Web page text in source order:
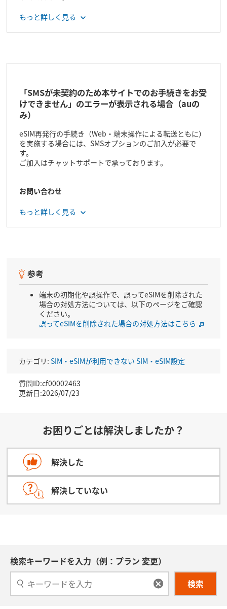
回線切り替え／eSIMプロファイルのダウンロード方法につ
回線切り替え／eSIMプロファイルダウンロードの手順はこ
ちら（UQ mobile）
もっと詳しく見る
「SMSが未契約のため本サイトでのお手続きをお受
けできません」のエラーが表示される場合（auの
み）
eSIM再発行の手続き（Web・端末操作による転送ともに）
を実施する場合には、SMSオプションのご加入が必要で
す。
ご加入はチャットサポートで承っております。
お問い合わせ
auチャットサポートはこちら
（コミュニケーター：9:00～20:00）
もっと詳しく見る
参考
端末の初期化や誤操作で、誤ってeSIMを削除された
場合の対処方法については、以下のページをご確認
ください。
誤ってeSIMを削除された場合の対処方法はこちら
カテゴリ: SIM・eSIMが利用できない SIM・eSIM設定
質問ID:cf00002463
更新日:2026/07/23
お困りごとは解決しましたか？
解決した
解決していない
検索キーワードを入力（例：プラン 変更）
検索